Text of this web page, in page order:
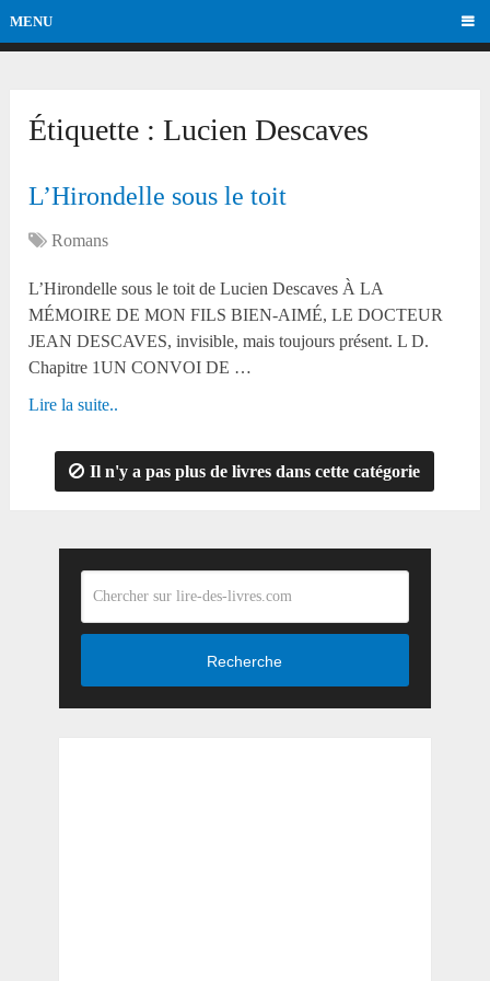
MENU
Étiquette :Lucien Descaves
L’Hirondelle sous le toit
Romans
L’Hirondelle sous le toit de Lucien Descaves À LA
MÉMOIRE DE MON FILS BIEN-AIMÉ, LE DOCTEUR
JEAN DESCAVES, invisible, mais toujours présent. L D.
Chapitre 1UN CONVOI DE …
Lire la suite..
Il n'y a pas plus de livres dans cette catégorie
Recherche